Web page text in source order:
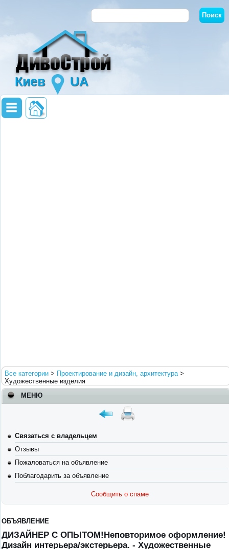
Киев UA
Все категории > Проектирование и дизайн, архитектура>
Художественные изделия
МЕНЮ
Связаться с владельцем
Отзывы
Пожаловаться на объявление
Поблагодарить за объявление
Сообщить о спаме
ОБЪЯВЛЕНИЕ
ДИЗАЙНЕР С ОПЫТОМ!Неповторимое оформление!
Дизайн интерьера/экстерьера. - Художественные